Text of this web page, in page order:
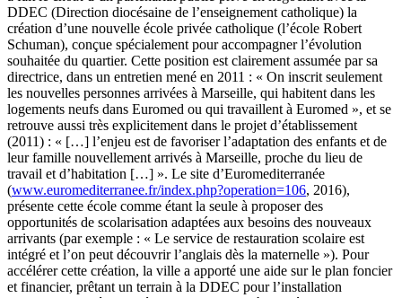
DDEC (Direction diocésaine de l’enseignement catholique) la
création d’une nouvelle école privée catholique (l’école Robert
Schuman), conçue spécialement pour accompagner l’évolution
souhaitée du quartier. Cette position est clairement assumée par sa
directrice, dans un entretien mené en 2011 : « On inscrit seulement
les nouvelles personnes arrivées à Marseille, qui habitent dans les
logements neufs dans Euromed ou qui travaillent à Euromed », et se
retrouve aussi très explicitement dans le projet d’établissement
(2011) : « […] l’enjeu est de favoriser l’adaptation des enfants et de
leur famille nouvellement arrivés à Marseille, proche du lieu de
travail et d’habitation […] ». Le site d’Euromediterranée
(www.euromediterranee.fr/index.php?operation=106, 2016),
présente cette école comme étant la seule à proposer des
opportunités de scolarisation adaptées aux besoins des nouveaux
arrivants (par exemple : « Le service de restauration scolaire est
intégré et l’on peut découvrir l’anglais dès la maternelle »). Pour
accélérer cette création, la ville a apporté une aide sur le plan foncier
et financier, prêtant un terrain à la DDEC pour l’installation